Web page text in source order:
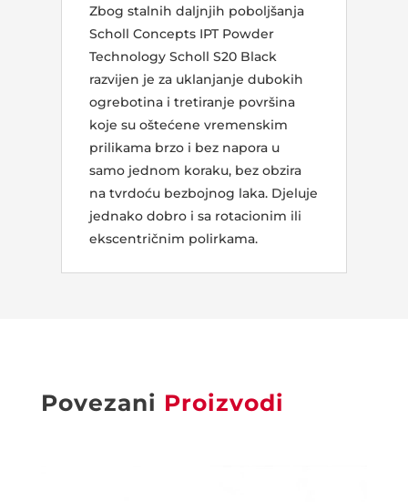
Zbog stalnih daljnjih poboljšanja
Scholl Concepts IPT Powder
Technology Scholl S20 Black
razvijen je za uklanjanje dubokih
ogrebotina i tretiranje površina
koje su oštećene vremenskim
prilikama brzo i bez napora u
samo jednom koraku, bez obzira
na tvrdoću bezbojnog laka. Djeluje
jednako dobro i sa rotacionim ili
ekscentričnim polirkama.
Povezani Proizvodi